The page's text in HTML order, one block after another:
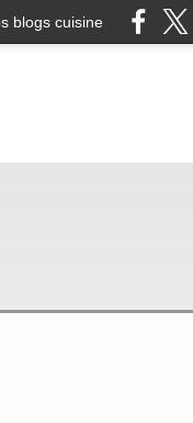
blogs cuisine